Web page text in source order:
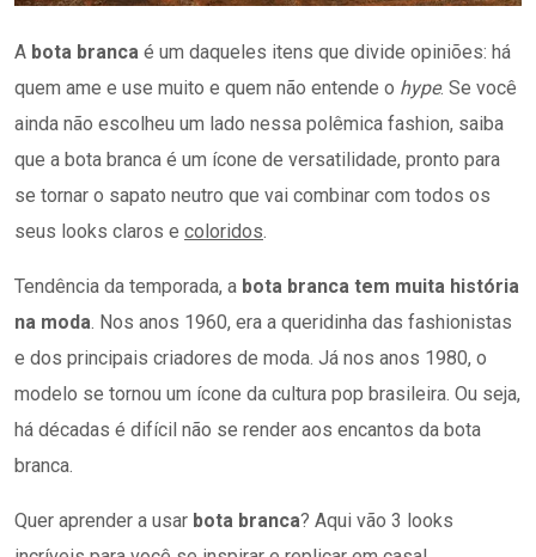
A bota branca é um daqueles itens que divide opiniões: há
quem ame e use muito e quem não entende o hype. Se você
ainda não escolheu um lado nessa polêmica fashion, saiba
que a bota branca é um ícone de versatilidade, pronto para
se tornar o sapato neutro que vai combinar com todos os
seus looks claros e coloridos
Tendência da temporada, a bota branca tem muita história
na moda . Nos anos 1960, era a queridinha das fashionistas
e dos principais criadores de moda. Já nos anos 1980, o
modelo se tornou um ícone da cultura pop brasileira. Ou seja,
há décadas é difícil não se render aos encantos da bota
branca.
Quer aprender a usar bota branca? Aqui vão 3 looks